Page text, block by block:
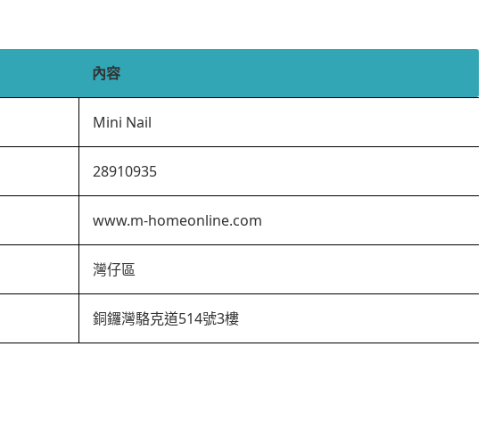
內容
Mini Nail
28910935
www.m-homeonline.com
灣仔區
銅鑼灣駱克道514號3樓